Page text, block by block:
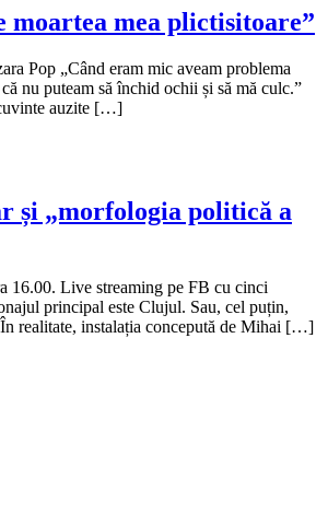
moartea mea plictisitoare”
Pop „Când eram mic aveam problema
nu puteam să închid ochii și să mă culc.”
auzite […]
și „morfologia politică a
16.00. Live streaming pe FB cu cinci
principal este Clujul. Sau, cel puțin,
realitate, instalația concepută de Mihai […]